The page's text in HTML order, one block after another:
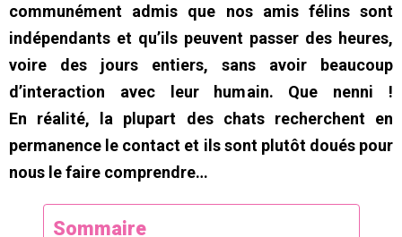
communément admis que nos amis félins sont
indépendants et qu’ils peuvent passer des heures,
voire des jours entiers, sans avoir beaucoup
d’interaction avec leur humain. Que nenni !
En réalité, la plupart des chats recherchent en
permanence le contact et ils sont plutôt doués pour
nous le faire comprendre…
Sommaire